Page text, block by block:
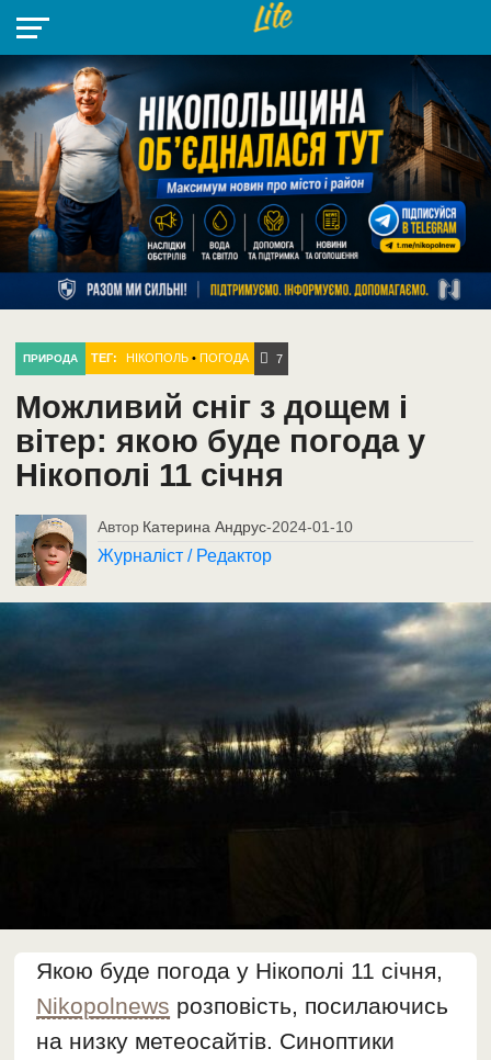
НІКОПОЛЬ
РАЙОН
СІЧЕСЛАВСЬКА
УКРАЇНА
РЕТРО
НІКОПОЛЬ
ЛАЙТ
УКРАЇНА
ДОПОМОГА
РАДІО
ПРИРОДА ТЕГ: НІКОПОЛЬ• ПОГОДА 7
Можливий сніг з дощем і
вітер: якою буде погода у
Нікополі 11 січня
Автор Катерина Андрус-2024-01-10
Журналіст / Редактор
Якою буде погода у Нікополі 11 січня,
Nikopolnews розповість, посилаючись
на низку метеосайтів. Синоптики